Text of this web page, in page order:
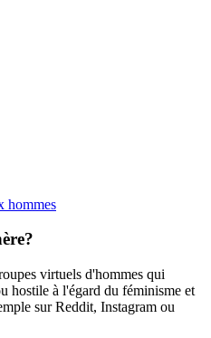
hommes
virtuels d'hommes qui
hostile à l'égard du féminisme et
sur Reddit, Instagram ou